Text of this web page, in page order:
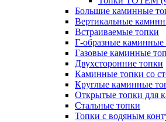
Большие каминные
Вертикальные
Встраиваемые топки
Г-образные каминные
Газовые каминные
Двухсторонние топки
Каминные топки со
Круглые каминные
Открытые топки для
Стальные топки
Топки с водяным